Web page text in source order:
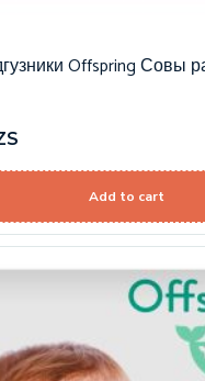
Offspring Совы
Add to cart